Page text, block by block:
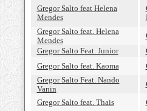
Gregor Salto feat Helena
Mendes
Gregor Salto feat. Helena
Mendes
Gregor Salto Feat. Junior
Gregor Salto feat. Kaoma
Gregor Salto Feat. Nando
Vanin
Gregor Salto feat. Thais